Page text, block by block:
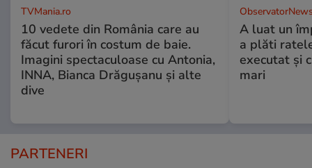
TVMania.ro
10 vedete din România care au
făcut furori în costum de baie.
Imagini spectaculoase cu Antonia,
INNA, Bianca Drăgușanu și alte
dive
A luat un
a plăti
executat şi
mari
PARTENERI